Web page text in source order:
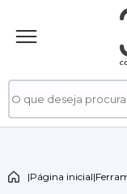
|Página inicial|